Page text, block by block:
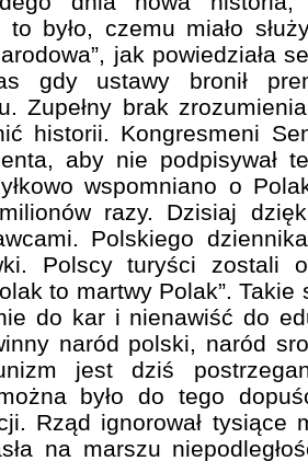
było, czemu miało
jak powiedziała
gdy ustawy bronił
Zupełny brak
historii. Kongresmeni
aby nie podpisywał
wspomniano o
razy. Dzisiaj
Polskiego
Polscy turyści zostali
to martwy Polak”.
do kar i nienawiść do
naród polski, naród
jest dziś
było do tego
Rząd ignorował tysiące
na marszu